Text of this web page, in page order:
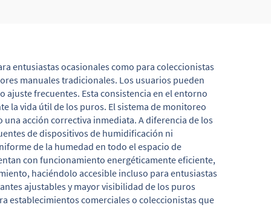
entusiastas ocasionales como para coleccionistas
manuales tradicionales. Los usuarios pueden
frecuentes. Esta consistencia en el entorno
la vida útil de los puros. El sistema de monitoreo
acción correctiva inmediata. A diferencia de los
de dispositivos de humidificación ni
de la humedad en todo el espacio de
con funcionamiento energéticamente eficiente,
haciéndolo accesible incluso para entusiastas
ajustables y mayor visibilidad de los puros
establecimientos comerciales o coleccionistas que